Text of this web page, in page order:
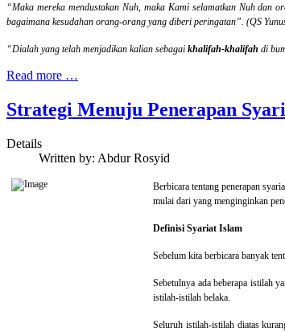
“Maka mereka mendustakan Nuh, maka Kami selamatkan Nuh dan
bagaimana kesudahan orang-orang yang diberi peringatan”. (QS
“Dialah yang telah menjadikan kalian sebagai khalifah-khalifah di
Read more …
Strategi Menuju Penerapan
Details
Written by: Abdur Rosyid
Berbicara tentang penerapan
mulai dari yang menginginkan
Definisi Syariat Islam
Sebelum kita berbicara banyak
Sebetulnya ada beberapa istilah
istilah-istilah belaka.
Seluruh istilah-istilah diatas